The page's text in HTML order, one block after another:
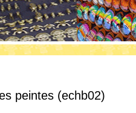
peintes (echb02)